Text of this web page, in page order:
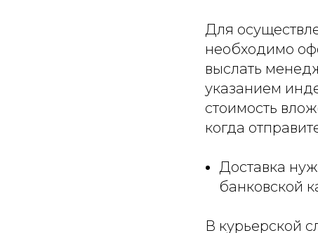
Для
необходимо
выслать
указанием
стоимость
когда
Доставка
банковской
В курьерской